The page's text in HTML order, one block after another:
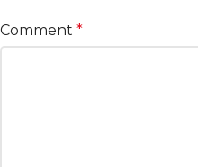
Comment *